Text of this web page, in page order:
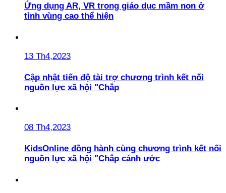
Ứng dụng AR, VR trong giáo dục mầm non ở
tỉnh vùng cao thể hiện
13 Th4,2023
Cập nhật tiến độ tài trợ chương trình kết nối
nguồn lực xã hội "Chắp
08 Th4,2023
KidsOnline đồng hành cùng chương trình kết nối
nguồn lực xã hội "Chắp cánh ước